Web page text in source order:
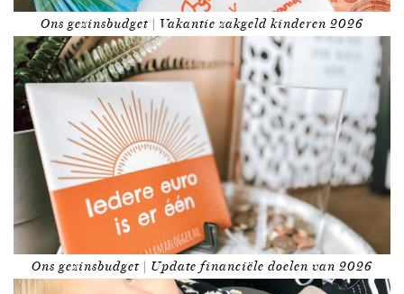
Ons gezinsbudget | Vakantie zakgeld kinderen 2026
Ons gezinsbudget | Update financiële doelen van 2026